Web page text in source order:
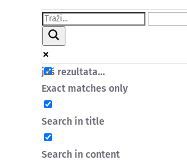
još rezultata...
Exact matches only
Search in title
Search in content